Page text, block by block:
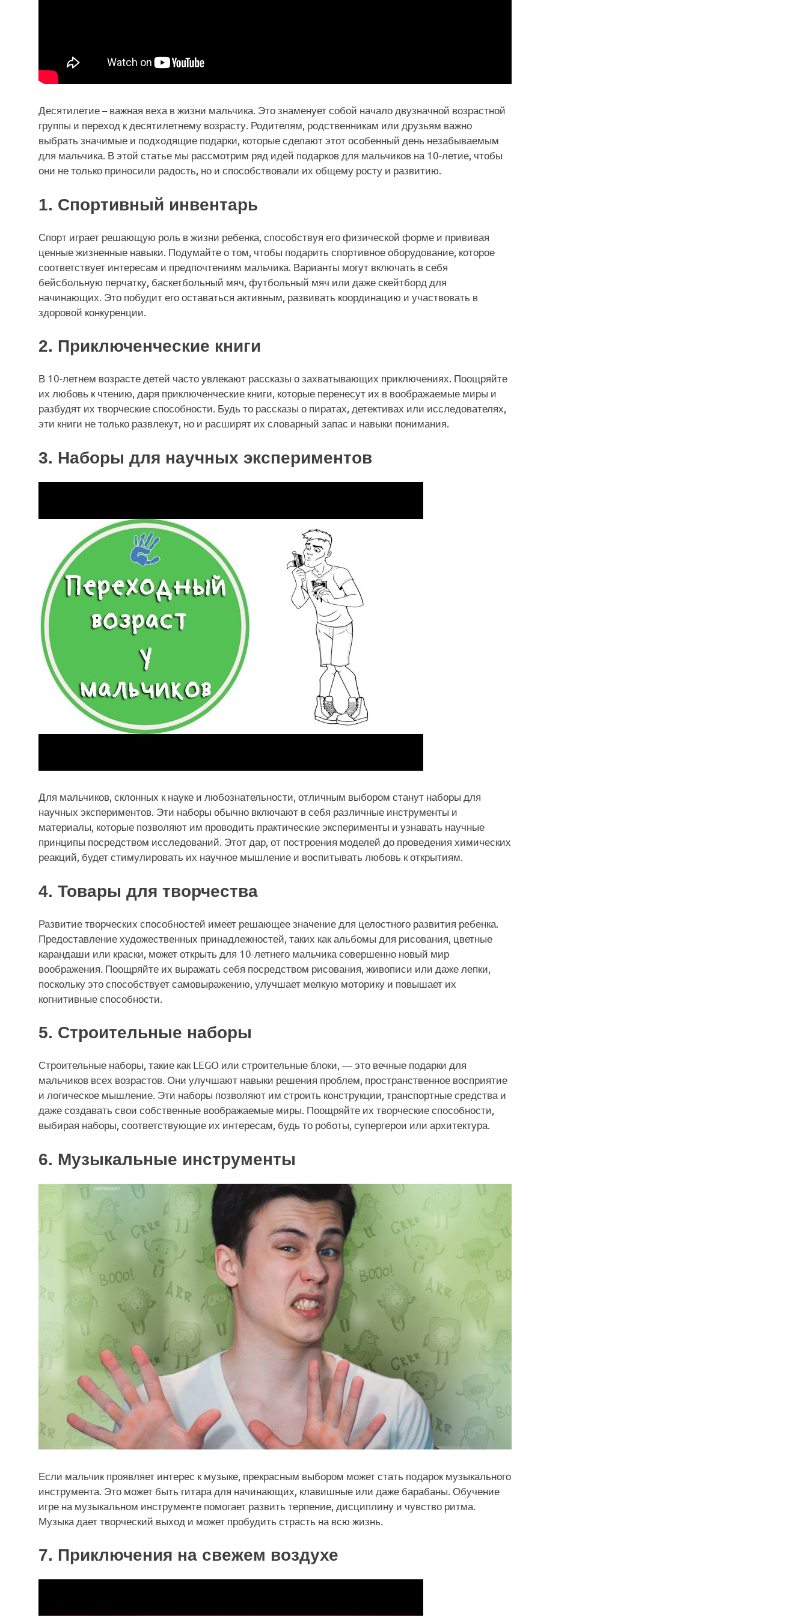
Десятилетие – важная веха в жизни мальчика. Это знаменует собой начало двузначной возрастной
группы и переход к десятилетнему возрасту. Родителям, родственникам или друзьям важно
выбрать значимые и подходящие подарки, которые сделают этот особенный день незабываемым
для мальчика. В этой статье мы рассмотрим ряд идей подарков для мальчиков на 10-летие, чтобы
они не только приносили радость, но и способствовали их общему росту и развитию.
1. Спортивный инвентарь
Спорт играет решающую роль в жизни ребенка, способствуя его физической форме и прививая
ценные жизненные навыки. Подумайте о том, чтобы подарить спортивное оборудование, которое
соответствует интересам и предпочтениям мальчика. Варианты могут включать в себя
бейсбольную перчатку, баскетбольный мяч, футбольный мяч или даже скейтборд для
начинающих. Это побудит его оставаться активным, развивать координацию и участвовать в
здоровой конкуренции.
2. Приключенческие книги
В 10-летнем возрасте детей часто увлекают рассказы о захватывающих приключениях. Поощряйте
их любовь к чтению, даря приключенческие книги, которые перенесут их в воображаемые миры и
разбудят их творческие способности. Будь то рассказы о пиратах, детективах или исследователях,
эти книги не только развлекут, но и расширят их словарный запас и навыки понимания.
3. Наборы для научных экспериментов
Для мальчиков, склонных к науке и любознательности, отличным выбором станут наборы для
научных экспериментов. Эти наборы обычно включают в себя различные инструменты и
материалы, которые позволяют им проводить практические эксперименты и узнавать научные
принципы посредством исследований. Этот дар, от построения моделей до проведения химических
реакций, будет стимулировать их научное мышление и воспитывать любовь к открытиям.
4. Товары для творчества
Развитие творческих способностей имеет решающее значение для целостного развития ребенка.
Предоставление художественных принадлежностей, таких как альбомы для рисования, цветные
карандаши или краски, может открыть для 10-летнего мальчика совершенно новый мир
воображения. Поощряйте их выражать себя посредством рисования, живописи или даже лепки,
поскольку это способствует самовыражению, улучшает мелкую моторику и повышает их
когнитивные способности.
5. Строительные наборы
Строительные наборы, такие как LEGO или строительные блоки, — это вечные подарки для
мальчиков всех возрастов. Они улучшают навыки решения проблем, пространственное восприятие
и логическое мышление. Эти наборы позволяют им строить конструкции, транспортные средства и
даже создавать свои собственные воображаемые миры. Поощряйте их творческие способности,
выбирая наборы, соответствующие их интересам, будь то роботы, супергерои или архитектура.
6. Музыкальные инструменты
Если мальчик проявляет интерес к музыке, прекрасным выбором может стать подарок музыкального
инструмента. Это может быть гитара для начинающих, клавишные или даже барабаны. Обучение
игре на музыкальном инструменте помогает развить терпение, дисциплину и чувство ритма.
Музыка дает творческий выход и может пробудить страсть на всю жизнь.
7. Приключения на свежем воздухе